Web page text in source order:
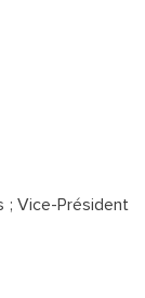
; Vice-Président